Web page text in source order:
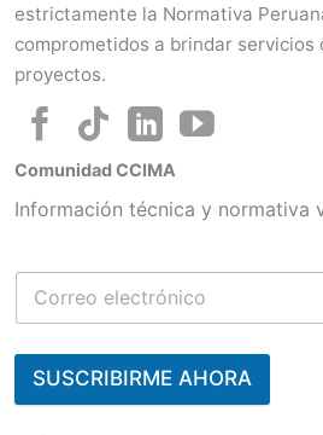
estrictamente la Normativa
comprometidos a brindar servicios
proyectos.
Comunidad CCIMA
Información técnica y normativa
SUSCRIBIRME AHORA